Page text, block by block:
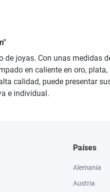
joyas. Con unas medidas
en caliente en oro,
calidad, puede presentar
e individual.
Países
Alemania
Austria